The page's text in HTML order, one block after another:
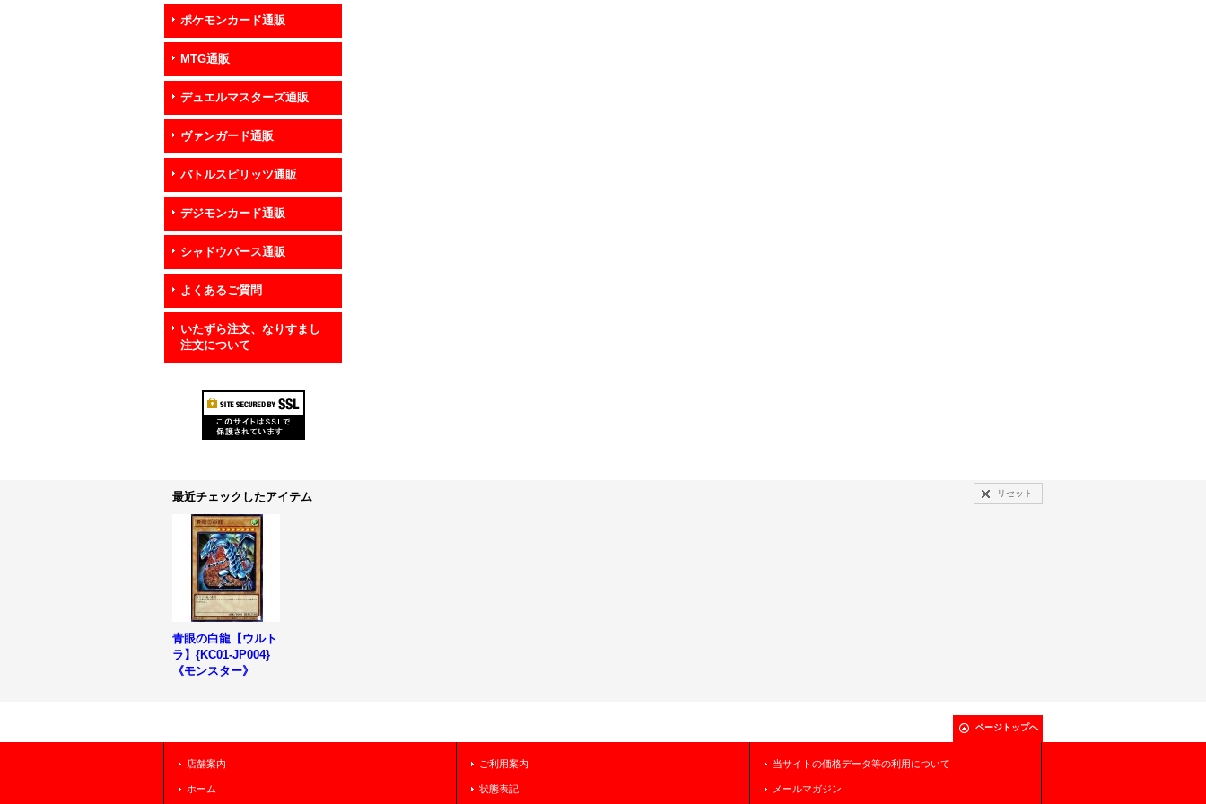
ポケモンカード通販
MTG通販
デュエルマスターズ通販
ヴァンガード通販
バトルスピリッツ通販
デジモンカード通販
シャドウバース通販
よくあるご質問
いたずら注文、なりすまし
注文について
最近チェックしたアイテム リセット
青眼の白龍【ウルト
ラ】{KC01-JP004}
《モンスター》
ページトップへ
店舗案内
ホーム
ご利用案内
状態表記
当サイトの価格データ等の利用について
メールマガジン